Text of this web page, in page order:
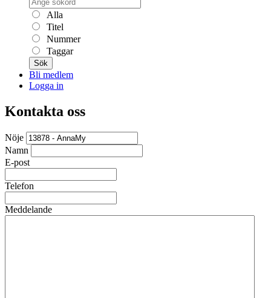
Alla
Titel
Nummer
Taggar
Sök
Bli medlem
Logga in
Kontakta oss
Nöje
Namn
E-post
Telefon
Meddelande